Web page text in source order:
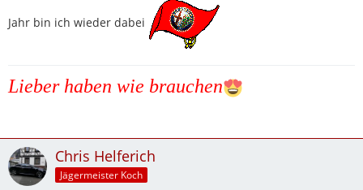
Jahr bin ich wieder dabei
Lieber haben wie brauchen
Chris Helferich
Jägermeister Koch